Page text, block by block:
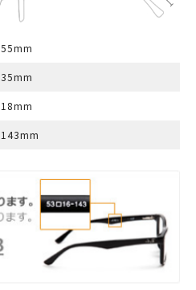
55mm
35mm
18mm
143mm